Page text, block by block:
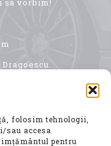
folosim tehnologii,
sau accesa
pentru
sa vorbim!